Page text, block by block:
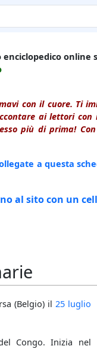
online
con il cuore. Ti
ai lettori
più di prima!
a questa
al sito con un
(Belgio) il 25 luglio
Congo. Inizia nel